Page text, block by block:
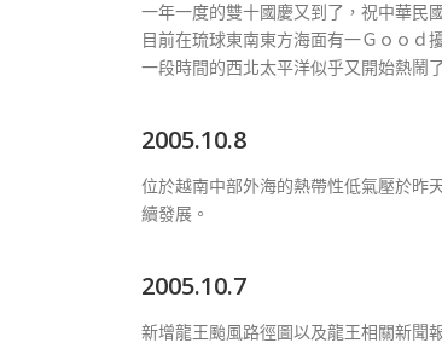
一年一度的雙十國慶又到了，祝中華民
目前在琉球東南東方海面有一Ｇｏｏｄ
一段時間的西北太平洋似乎又開始熱鬧
2005.10.8
位於越南中部外海的熱帶性低氣壓於昨
續發展。
2005.10.7
新增龍王颱風路徑圖以及龍王相關新聞